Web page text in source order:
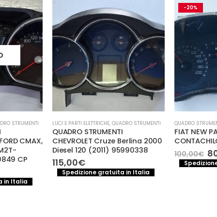
STRUMENTI
CMAX,
CP
in Italia
LUCI E PARTI ELETTRICHE, QUADRO STRUMENTI
QUADRO STRUMENTI
CHEVROLET Cruze Berlina 2000
Diesel 120 (2011) 95990338
115,00€
Spedizione gratuita in Italia
-20%
QUADRO
FIAT NEW
100,00€ Il